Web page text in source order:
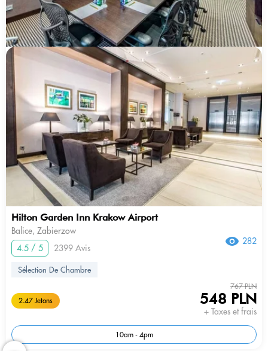
Hilton Garden Inn Krakow Airport
Balice, Zabierzow
4.5 / 5
2399 Avis
282
Sélection De Chambre
2.47 Jetons
767 PLN
548 PLN
+ Taxes et frais
10am - 4pm